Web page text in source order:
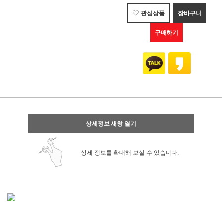
관심상품 장바구니
구매하기
상세정보 새창 열기
상세 정보를 확대해 보실 수 있습니다.